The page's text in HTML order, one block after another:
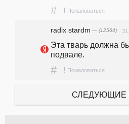
# ! Пожаловаться
radix stardm — (12564)
Эта тварь должна
подвале.
# ! Пожаловаться
СЛЕДУЮЩИЕ